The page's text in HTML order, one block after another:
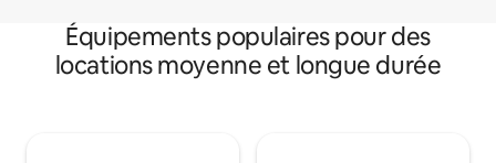
Équipements populaires pour des
locations moyenne et longue durée